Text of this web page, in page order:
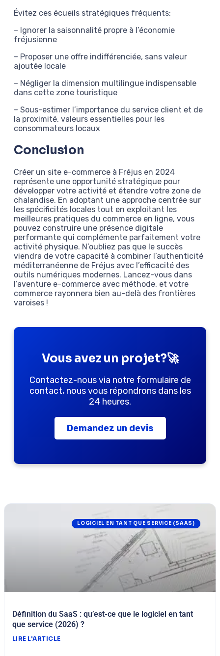
Évitez ces écueils stratégiques fréquents:
– Ignorer la saisonnalité propre à l’économie
fréjusienne
– Proposer une offre indifférenciée, sans valeur
ajoutée locale
– Négliger la dimension multilingue indispensable
dans cette zone touristique
– Sous-estimer l’importance du service client et de
la proximité, valeurs essentielles pour les
consommateurs locaux
Conclusion
Créer un site e-commerce à Fréjus en 2024
représente une opportunité stratégique pour
développer votre activité et étendre votre zone de
chalandise. En adoptant une approche centrée sur
les spécificités locales tout en exploitant les
meilleures pratiques du commerce en ligne, vous
pouvez construire une présence digitale
performante qui complémente parfaitement votre
activité physique. N’oubliez pas que le succès
viendra de votre capacité à combiner l’authenticité
méditerranéenne de Fréjus avec l’efficacité des
outils numériques modernes. Lancez-vous dans
l’aventure e-commerce avec méthode, et votre
commerce rayonnera bien au-delà des frontières
varoises !
Vous avez un projet?🚀
Contactez-nous via notre formulaire de
contact, nous vous répondrons dans les
24 heures.
Demandez un devis
LOGICIEL EN TANT QUE SERVICE (SAAS)
Définition du SaaS : qu’est-ce que le logiciel en tant
que service (2026) ?
LIRE L'ARTICLE